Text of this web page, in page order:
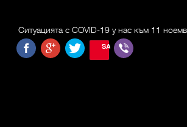
Ситуацията с COVID-19 у нас към 11
SAVE